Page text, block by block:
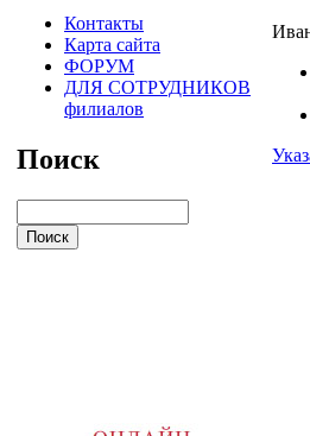
Контакты
Карта сайта
ФОРУМ
ДЛЯ СОТРУДНИКОВ
филиалов
Поиск